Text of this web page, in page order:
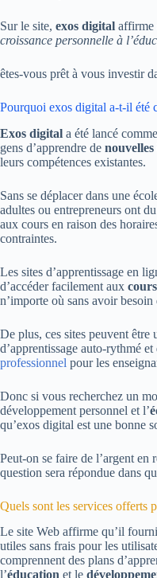
Sur le site, exos digital affirme
croissance personnelle à
êtes-vous prêt à vous investir
Pourquoi exos digital a-t-il été
Exos digital a été lancé
gens d’apprendre de
leurs compétences existantes.
Sans se déplacer dans une
adultes ou entrepreneurs ont
aux cours en raison des
contraintes.
Les sites d’apprentissage en
d’accéder facilement aux
n’importe où sans avoir
De plus, ces sites peuvent être
d’apprentissage auto-rythmé et
professionnel pour les
Donc si vous recherchez un
développement personnel et l’
qu’exos digital est une bonne
Peut-on se faire de l’argent en
question sera répondue dans
Quels sont les services offerts
Le site Web affirme qu’il
utiles sans frais pour les
comprennent des plans
l’éducation et le